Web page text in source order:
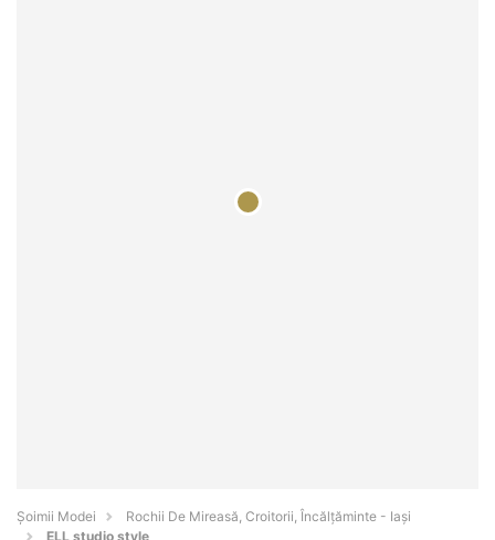
Șoimii Modei
Rochii De Mireasă, Croitorii, Încălțăminte - Iaşi
ELL studio style